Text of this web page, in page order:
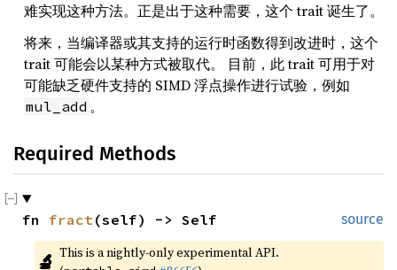
难实现这种方法。正是出于这种需要，这个 trait 诞生了。
将来，当编译器或其支持的运行时函数得到改进时，这个
trait 可能会以某种方式被取代。 目前，此 trait 可用于对
可能缺乏硬件支持的 SIMD 浮点操作进行试验，例如
mul_add 。
Required Methods
source
fn fract(self) -> Self
🔬 This is a nightly-only experimental API.